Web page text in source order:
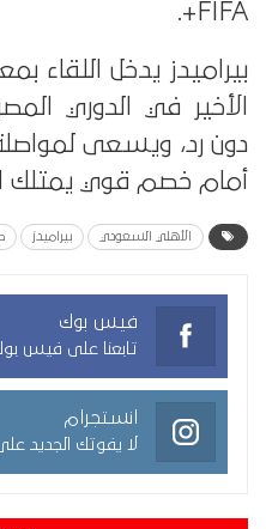
FIFA+.
بيراميدز يدخل اللقاء
الأخير في الدوري
دون رد، ويسعى
أمام خصم قوي يمتلك
الأهلي السعودي بيراميدز
فيس بوك
تابعنا على فيس
انستجرام
لا يفوتك الجديد